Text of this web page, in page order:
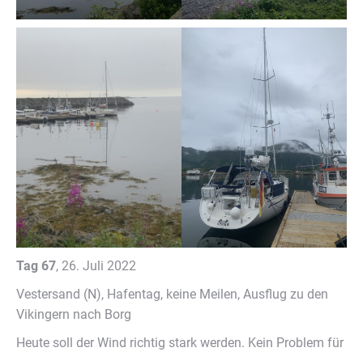
Tag 67, 26. Juli 2022
Vestersand (N), Hafentag, keine Meilen, Ausflug zu den
Vikingern nach Borg
Heute soll der Wind richtig stark werden. Kein Problem für